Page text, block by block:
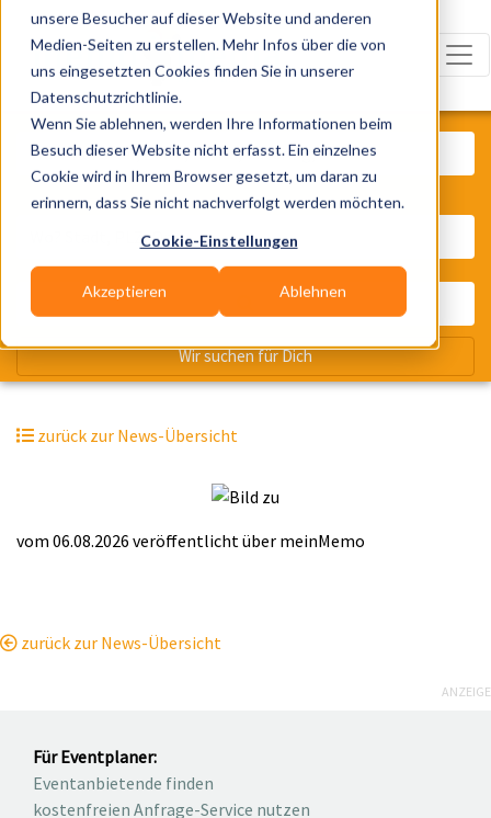
unsere Besucher auf dieser Website und anderen
Medien-Seiten zu erstellen. Mehr Infos über die von
uns eingesetzten Cookies finden Sie in unserer
Datenschutzrichtlinie.
Wenn Sie ablehnen, werden Ihre Informationen beim
Besuch dieser Website nicht erfasst. Ein einzelnes
Cookie wird in Ihrem Browser gesetzt, um daran zu
erinnern, dass Sie nicht nachverfolgt werden möchten.
Cookie-Einstellungen
Akzeptieren Ablehnen
zurück zur News-Übersicht
vom 06.08.2026 veröffentlicht über meinMemo
zurück zur News-Übersicht
Was? Künstler, Zelte, Bands,
Wo? Stadt, PLZ, Ort
Wir suchen für Dich
ANZEIGE
Für Eventplaner:
Eventanbietende finden
kostenfreien Anfrage-Service nutzen